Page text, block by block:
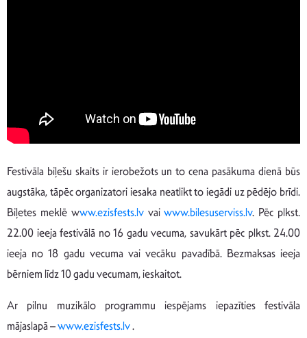
Festivāla biļešu skaits ir ierobežots un to cena pasākuma dienā būs
augstāka, tāpēc organizatori iesaka neatlikt to iegādi uz pēdējo brīdi.
Biļetes meklē www.ezisfests.lvvaiwww.bilesuserviss.lv. Pēc plkst.
22.00 ieeja festivālā no 16 gadu vecuma, savukārt pēc plkst. 24.00
ieeja no 18 gadu vecuma vai vecāku pavadībā. Bezmaksas ieeja
bērniem līdz 10 gadu vecumam, ieskaitot.
Ar pilnu muzikālo programmu iespējams iepazīties festivāla
mājaslapā –www.ezisfests.lv.